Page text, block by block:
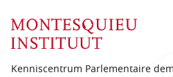
Kenniscentrum Parlementaire